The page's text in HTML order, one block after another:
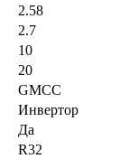
2.58
2.7
10
20
GMCC
Инвертор
Да
R32